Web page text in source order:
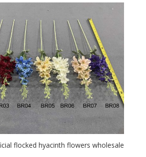
flocked hyacinth flowers wholesale